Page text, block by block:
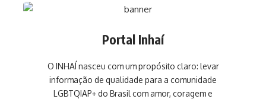
Portal Inhaí
O INHAÍ nasceu com um propósito claro: levar
informação de qualidade para a comunidade
LGBTQIAP+ do Brasil com amor, coragem e